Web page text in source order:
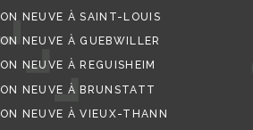
NEUVE À SAINT-LOUIS
NEUVE À GUEBWILLER
NEUVE À REGUISHEIM
NEUVE À BRUNSTATT
NEUVE À VIEUX-THANN